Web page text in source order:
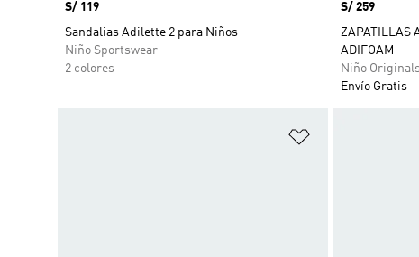
Precio
S/ 119
Sandalias Adilette 2 para Niños
Niño Sportswear
2 colores
Precio
S/ 259
ZAPATILLAS
ADIFOAM
Niño Originals
Envío Gratis